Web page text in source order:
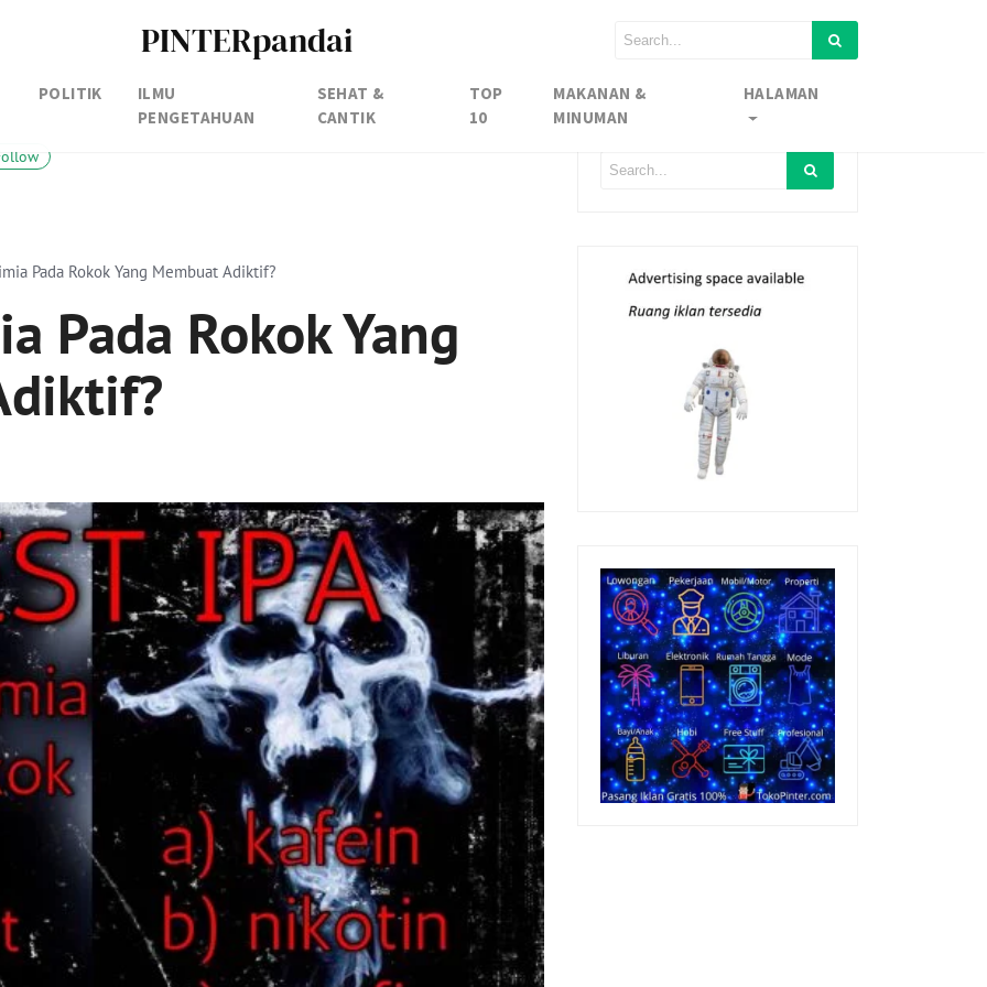
PINTERpandai
POLITIK
ILMU
PENGETAHUAN
SEHAT &
CANTIK
TOP
10
MAKANAN &
MINUMAN
HALAMAN
Pada Rokok Yang Membuat Adiktif?
Pada Rokok Yang